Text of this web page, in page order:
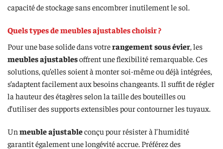
capacité de stockage sans encombrer inutilement le sol.
Quels types de meubles ajustables choisir ?
Pour une base solide dans votrerangement sous évier , les
meubles ajustablesoffrent une flexibilité remarquable. Ces
solutions, qu’elles soient à monter soi-même ou déjà intégrées,
s’adaptent facilement aux besoins changeants. Il suffit de régler
la hauteur des étagères selon la taille des bouteilles ou
d’utiliser des supports extensibles pour contourner les tuyaux.
Un meuble ajustableconçu pour résister à l’humidité
garantit également une longévité accrue. Préférez des